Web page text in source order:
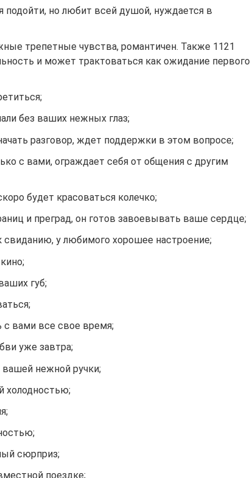
подойти, но любит всей душой, нуждается в
трепетные чувства, романтичен. Также 1121
и может трактоваться как ожидание первого
без ваших нежных глаз;
разговор, ждет поддержки в этом вопросе;
с вами, ограждает себя от общения с другим
будет красоваться колечко;
и преград, он готов завоевывать ваше сердце;
свиданию, у любимого хорошее настроение;
губ;
с вами все свое время;
уже завтра;
вашей нежной ручки;
холодностью;
сюрприз;
поездке;